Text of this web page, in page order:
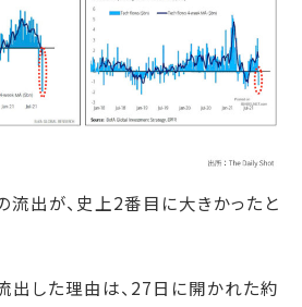
流出が、史上2番目に大きかったと
出した理由は、27日に開かれた約